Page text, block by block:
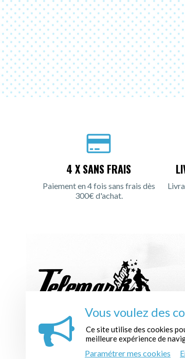
4 X SANS FRAIS
Paiement en 4 fois sans frais dès
300€ d'achat.
INSCRIPTION À LA NEWSLETTER :
Vous voulez des
Ce site utilise des cookies
meilleure expérience de
Paramétrer mes cookies